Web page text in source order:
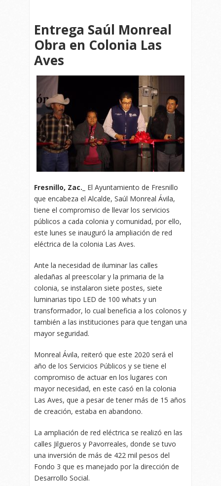
Entrega Saúl Monreal
Obra en Colonia Las
Aves
Fresnillo, Zac._ El Ayuntamiento de Fresnillo
que encabeza el Alcalde, Saúl Monreal Ávila,
tiene el compromiso de llevar los servicios
públicos a cada colonia y comunidad, por ello,
este lunes se inauguró la ampliación de red
eléctrica de la colonia Las Aves.
Ante la necesidad de iluminar las calles
aledañas al preescolar y la primaria de la
colonia, se instalaron siete postes, siete
luminarias tipo LED de 100 whats y un
transformador, lo cual beneficia a los colonos y
también a las instituciones para que tengan una
mayor seguridad.
Monreal Ávila, reiteró que este 2020 será el
año de los Servicios Públicos y se tiene el
compromiso de actuar en los lugares con
mayor necesidad, en este casó en la colonia
Las Aves, que a pesar de tener más de 15 años
de creación, estaba en abandono.
La ampliación de red eléctrica se realizó en las
calles Jilgueros y Pavorreales, donde se tuvo
una inversión de más de 422 mil pesos del
Fondo 3 que es manejado por la dirección de
Desarrollo Social.